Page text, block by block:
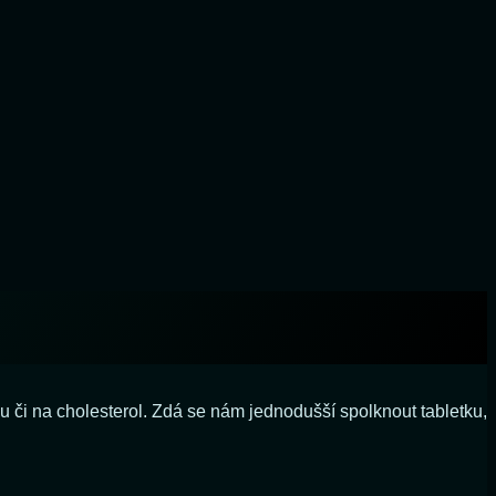
či na cholesterol. Zdá se nám jednodušší spolknout tabletku,